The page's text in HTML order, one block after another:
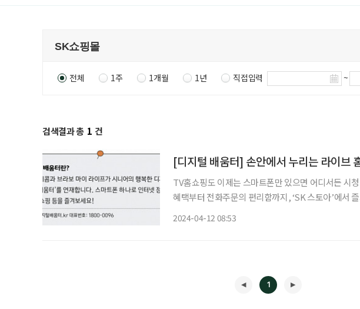
전체 1주 1개월 1년 직접입력 ~
검색결과 총 1 건
[디지털 배움터] 손안에서 누리는 라이브
TV홈쇼핑도 이제는 스마트폰만 있으면 어디서든 시
혜택부터 전화주문의 편리함까지, ‘SK 스토아’에서 즐겨보자. SK 스토아 ‘SK 스
2024-04-12 08:53
1